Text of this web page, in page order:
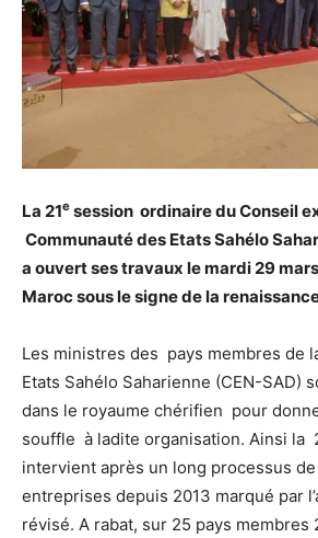
La 21e session ordinaire du Conseil
Communauté des Etats Sahélo
a ouvert ses travaux le mardi 29
Maroc sous le signe de la
Les ministres des pays membres de
Etats Sahélo Saharienne (CEN-SAD)
dans le royaume chérifien pour
souffle à ladite organisation. Ainsi la
intervient après un long processus
entreprises depuis 2013 marqué par
révisé. A rabat, sur 25 pays membres